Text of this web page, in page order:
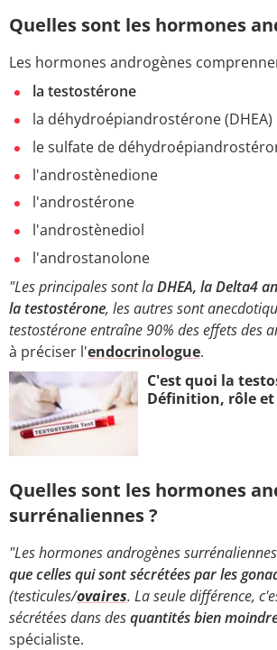
Quelles sont les hormones
Les hormones androgènes
la testostérone
la déhydroépiandrostérone (DHEA)
le sulfate de
l'androstènedione
l'androstérone
l'androstènediol
l'androstanolone
"Les principales sont laDHEA, la Delta4
la testostérone, les autres sont
testostérone entraîne 90% des effets des
à préciser l'endocrinologue.
C'est quoi la
Définition, rôle
Quelles sont les hormones
surrénaliennes ?
"Les hormones androgènes
que celles qui sont sécrétées par les
(testicules/ovaires. La seule différence,
sécrétées dans desquantités bien
spécialiste.